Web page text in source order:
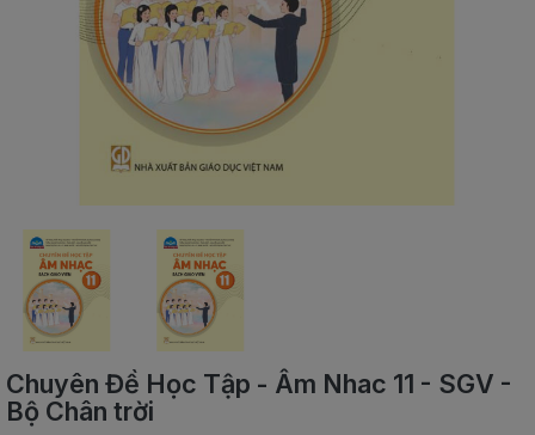
SÁCH
THIẾU
NGOẠI
NGỮ
VPP
ĐỒ
DÙNG
SINH
Chuyên Đề Học Tập - Âm Nhac 11 - SGV -
Bộ Chân trời